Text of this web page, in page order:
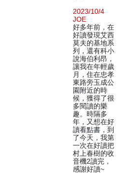
2023/10/4
JOE
好多年前，在
好讀發現艾西
莫夫的基地系
列，還有科小
說海伯利昂，
讓我在年輕歲
月，住在忠孝
東路旁玉成公
園附近的時
候，獲得了很
多閱讀的樂
趣。時隔多
年，又想在好
讀看點書，到
了今天，我第
一次在好讀把
村上春樹的收
音機2讀完，
感謝好讀~